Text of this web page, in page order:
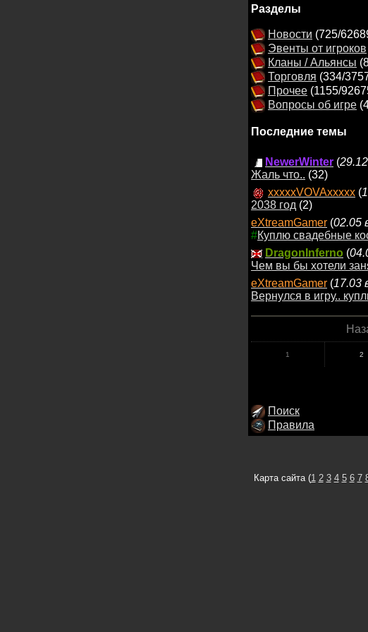
Разделы
Новости (725/
Эвенты от игроков
Кланы / Альянсы
Торговля (334/
Прочее (1155/
Вопросы об игре
Последние темы
NewerWinter (
Жаль что.. (32)
xxxxxVOVAxxxxx (
2038 год (2)
eXtreamGamer (02.05
#Куплю свадебные
DragonInferno (
Чем вы бы хотели
eXtreamGamer (17.03
Вернулся в игру..
1 2
Поиск
Правила
Карта сайта (1 2 3 4 5 6 7